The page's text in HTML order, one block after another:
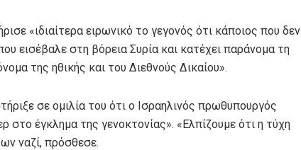
«ιδιαίτερα ειρωνικό το γεγονός ότι κάποιος που δεν
εισέβαλε στη βόρεια Συρία και κατέχει παράνομα τη
της ηθικής και του Διεθνούς Δικαίου».
σε ομιλία του ότι ο Ισραηλινός πρωθυπουργός
στο έγκλημα της γενοκτονίας». «Ελπίζουμε ότι η τύχη
ναζί, πρόσθεσε.